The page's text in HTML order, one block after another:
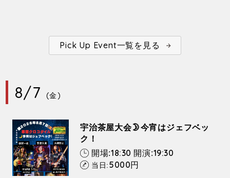
Pick Up Event一覧を見る
8/7 (金)
宇治茶屋大会🌛今宵はジェフベッ
ク！
開場:18:30 開演:19:30
当日:5000円